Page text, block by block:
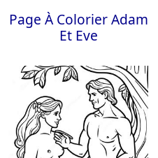
Page À Colorier Adam
Et Eve